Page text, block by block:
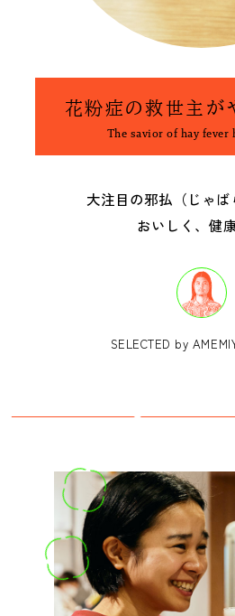
花粉症の救世主が
The savior of hay fever
大注目の邪払（じゃば
おいしく、健
SELECTED by